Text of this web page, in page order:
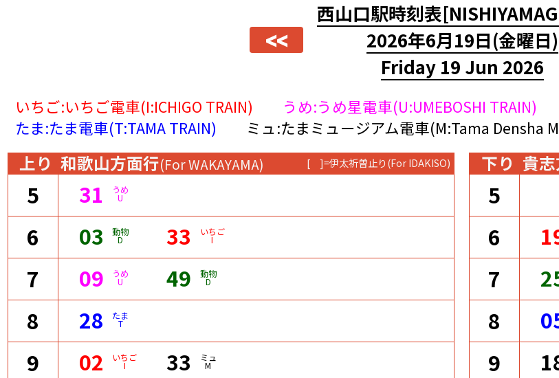
<<
西山口駅時刻表
2026年6月19日(金曜日)
Friday 19 Jun 2026
いちご:いちご電車(I:ICHIGO TRAIN) うめ:うめ星電車(U:UMEBOSHI TRAIN)
たま:たま電車(T:TAMA TRAIN)
ミュ:たまミュージアム電車(M:Tama Densha
上り 和歌山方面行(For WAKAYAMA) [ ]=伊太祈曽止り(For IDAKISO)
5 31 うめ
U
6 03 動物
D 33 いちご
I
7 09 うめ
U 49 動物
D
8 28 たま
T
9 02 いちご
I 33 ミュ
M
下り 貴
5
6
7
8
9